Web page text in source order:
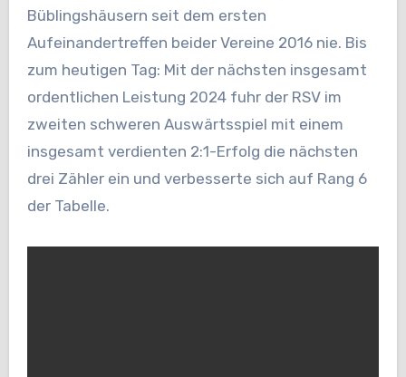
Büblingshäusern seit dem ersten
Aufeinandertreffen beider Vereine 2016 nie. Bis
zum heutigen Tag: Mit der nächsten insgesamt
ordentlichen Leistung 2024 fuhr der RSV im
zweiten schweren Auswärtsspiel mit einem
insgesamt verdienten 2:1-Erfolg die nächsten
drei Zähler ein und verbesserte sich auf Rang 6
der Tabelle.